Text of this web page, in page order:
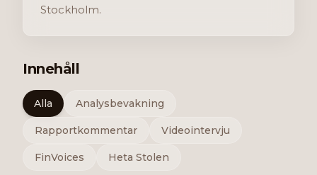
Stockholm.
Innehåll
Alla Analysbevakning
Rapportkommentar Videointervju
FinVoices Heta Stolen